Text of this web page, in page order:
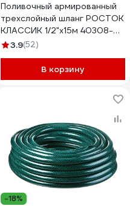
Поливочный армированный
трехслойный шланг РОСТОК
КЛАССИК 1/2"х15м 40308-
1/2-15
3.9(52)
В корзину
-18%